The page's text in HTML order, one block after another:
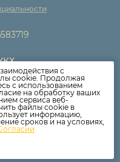
с
cookie. Продолжая
с использованием
на обработку ваших
сервиса веб-
файлы cookie в
информацию,
сроков и на условиях,